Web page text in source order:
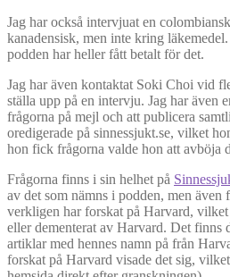
Jag har också intervjuat en
kanadensisk, men inte kring
podden har heller fått betalt för det.
Jag har även kontaktat Soki Choi vid
ställa upp på en intervju. Jag har även
frågorna på mejl och att publicera
oredigerade på sinnessjukt.se, vilket
hon fick frågorna valde hon att avböja
Frågorna finns i sin helhet på
av det som nämns i podden, men även
verkligen har forskat på Harvard,
eller dementerat av Harvard. Det finns
artiklar med hennes namn på från
forskat på Harvard visade det sig,